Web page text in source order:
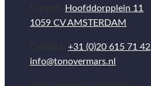
Hoofddorpplein 11
1059 CV AMSTERDAM
+31 (0)20 615 71 42
info@tonovermars.nl